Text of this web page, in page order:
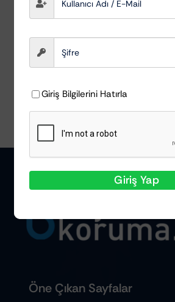
Sepete Ekle
Öne Çıkan Sayfalar
Giriş Bilgilerini Hatırla
Giriş Yap